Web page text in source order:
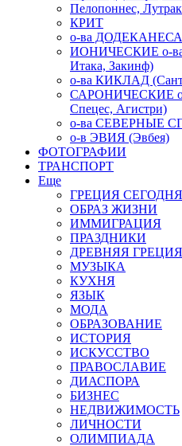
Пелопоннес,
КРИТ
о-ва ДОДЕКАНЕСА
ИОНИЧЕСКИЕ о-ва
Итака, Закинф)
о-ва КИКЛАД
САРОНИЧЕСКИЕ о-
Спецес, Агистри)
о-ва СЕВЕРНЫЕ
о-в ЭВИЯ (Эвбея)
ФОТОГРАФИИ
ТРАНСПОРТ
Еще
ГРЕЦИЯ СЕГОДНЯ
ОБРАЗ ЖИЗНИ
ИММИГРАЦИЯ
ПРАЗДНИКИ
ДРЕВНЯЯ
МУЗЫКА
КУХНЯ
ЯЗЫК
МОДА
ОБРАЗОВАНИЕ
ИСТОРИЯ
ИСКУССТВО
ПРАВОСЛАВИЕ
ДИАСПОРА
БИЗНЕС
НЕДВИЖИМОСТЬ
ЛИЧНОСТИ
ОЛИМПИАДА